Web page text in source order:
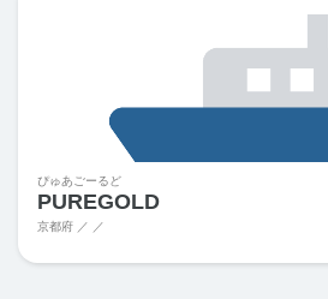
ぴゅあごーるど
PUREGOLD
京都府 ／ ／